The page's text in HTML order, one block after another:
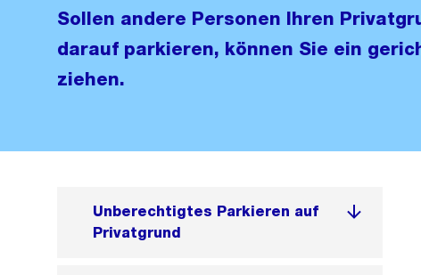
Sollen andere Personen Ihren
darauf parkieren, können Sie ein
ziehen.
Unberechtigtes Parkieren auf
Privatgrund